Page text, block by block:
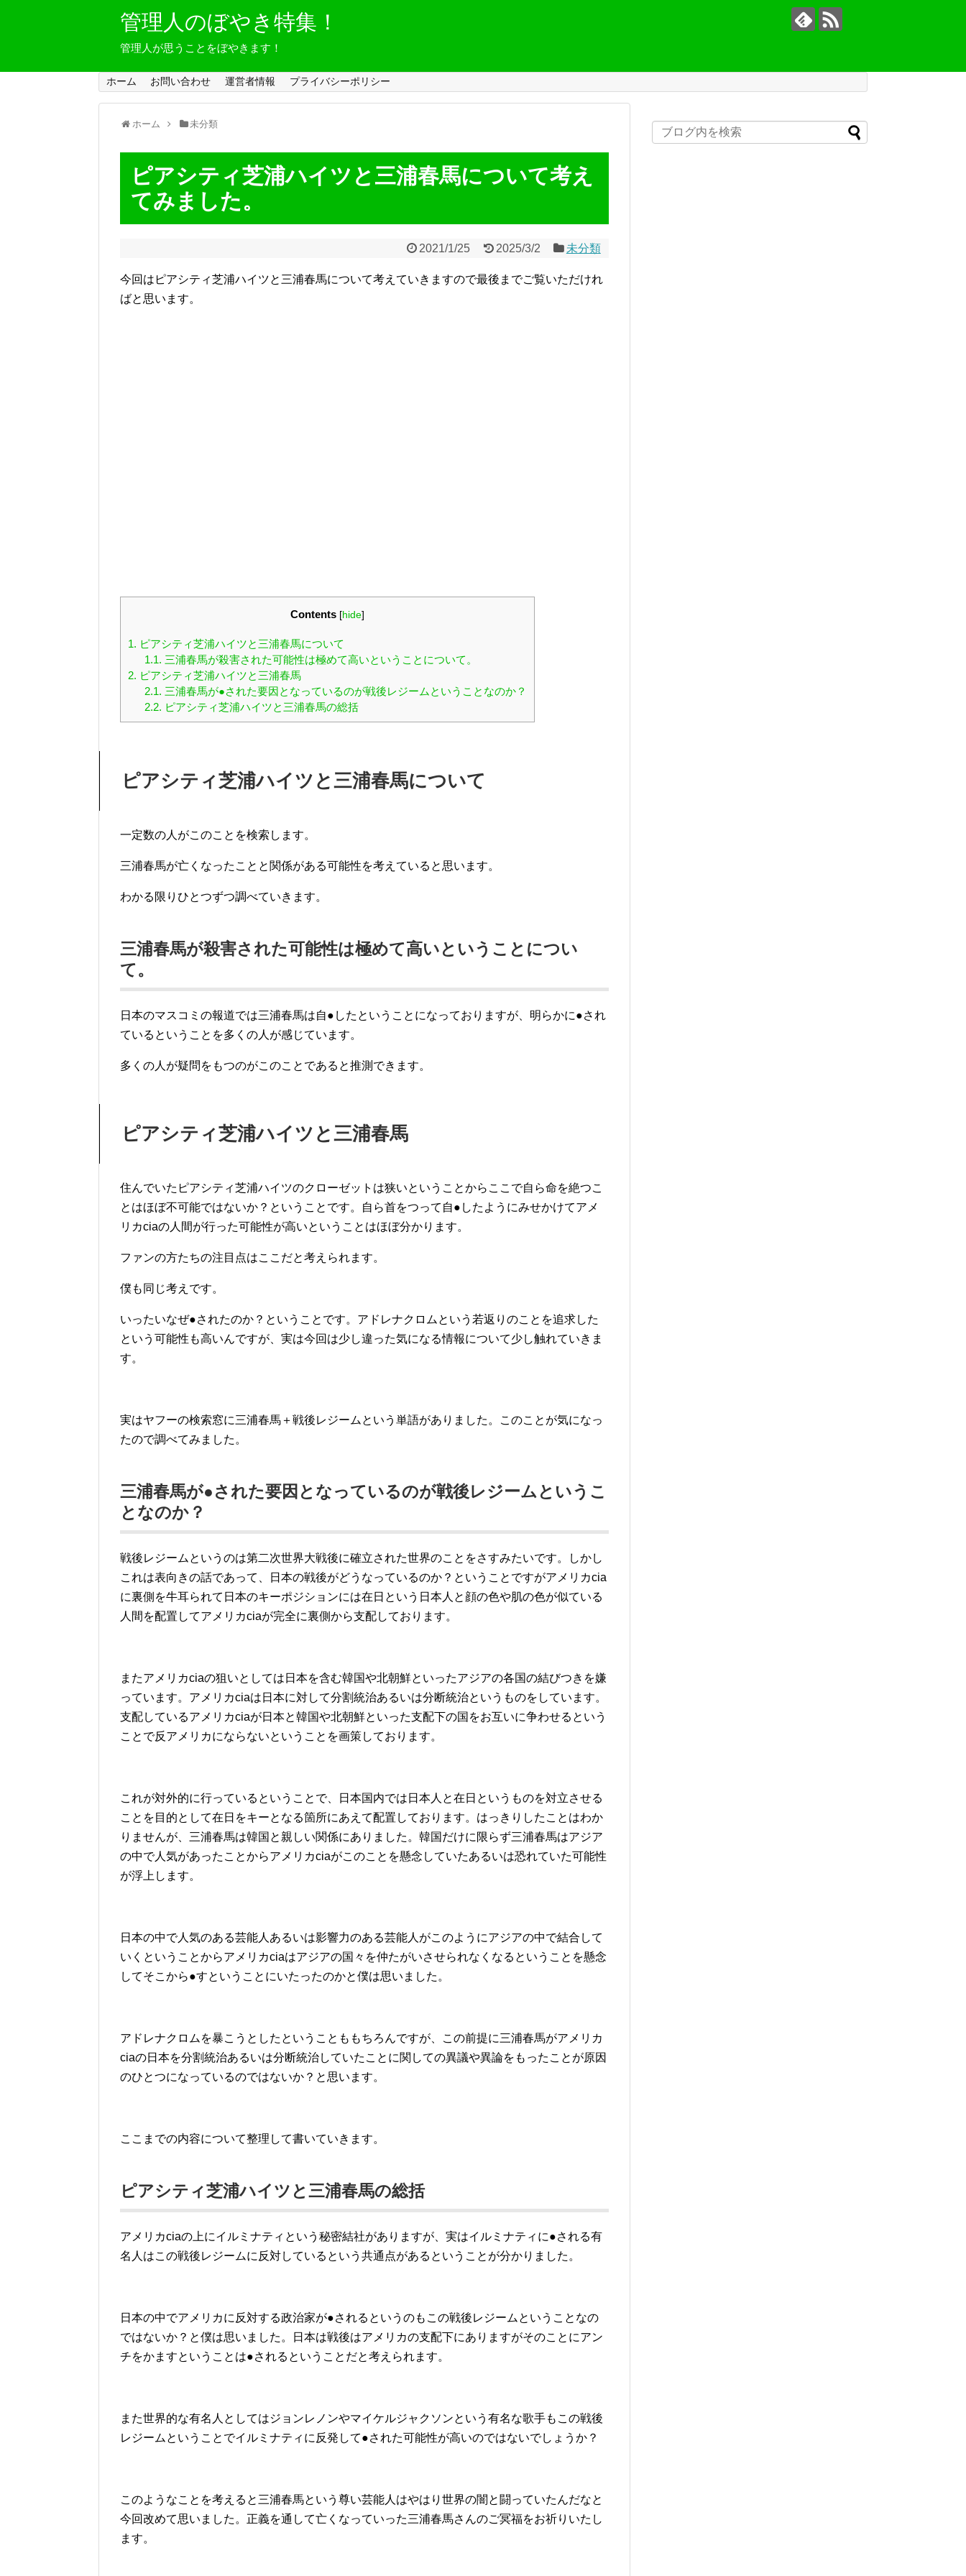
管理人のぼやき特集！
管理人が思うことをぼやきます！
ホーム お問い合わせ 運営者情報 プライバシーポリシー
ホーム 未分類
ピアシティ芝浦ハイツと三浦春馬について考え
てみました。
2021/1/25 2025/3/2 未分類
今回はピアシティ芝浦ハイツと三浦春馬について考えていきますので最後までご覧いただけれ
ばと思います。
Contents [hide]
1. ピアシティ芝浦ハイツと三浦春馬について
1.1. 三浦春馬が殺害された可能性は極めて高いということについて。
2. ピアシティ芝浦ハイツと三浦春馬
2.1. 三浦春馬が●された要因となっているのが戦後レジームということなのか？
2.2. ピアシティ芝浦ハイツと三浦春馬の総括
ピアシティ芝浦ハイツと三浦春馬について
一定数の人がこのことを検索します。
三浦春馬が亡くなったことと関係がある可能性を考えていると思います。
わかる限りひとつずつ調べていきます。
三浦春馬が殺害された可能性は極めて高いということについ
て。
日本のマスコミの報道では三浦春馬は自●したということになっておりますが、明らかに●され
ているということを多くの人が感じています。
多くの人が疑問をもつのがこのことであると推測できます。
ピアシティ芝浦ハイツと三浦春馬
住んでいたピアシティ芝浦ハイツのクローゼットは狭いということからここで自ら命を絶つこ
とはほぼ不可能ではないか？ということです。自ら首をつって自●したようにみせかけてアメ
リカciaの人間が行った可能性が高いということはほぼ分かります。
ファンの方たちの注目点はここだと考えられます。
僕も同じ考えです。
いったいなぜ●されたのか？ということです。アドレナクロムという若返りのことを追求した
という可能性も高いんですが、実は今回は少し違った気になる情報について少し触れていきま
す。
実はヤフーの検索窓に三浦春馬＋戦後レジームという単語がありました。このことが気になっ
たので調べてみました。
三浦春馬が●された要因となっているのが戦後レジームというこ
となのか？
戦後レジームというのは第二次世界大戦後に確立された世界のことをさすみたいです。しかし
これは表向きの話であって、日本の戦後がどうなっているのか？ということですがアメリカcia
に裏側を牛耳られて日本のキーポジションには在日という日本人と顔の色や肌の色が似ている
人間を配置してアメリカciaが完全に裏側から支配しております。
またアメリカciaの狙いとしては日本を含む韓国や北朝鮮といったアジアの各国の結びつきを嫌
っています。アメリカciaは日本に対して分割統治あるいは分断統治というものをしています。
支配しているアメリカciaが日本と韓国や北朝鮮といった支配下の国をお互いに争わせるという
ことで反アメリカにならないということを画策しております。
これが対外的に行っているということで、日本国内では日本人と在日というものを対立させる
ことを目的として在日をキーとなる箇所にあえて配置しております。はっきりしたことはわか
りませんが、三浦春馬は韓国と親しい関係にありました。韓国だけに限らず三浦春馬はアジア
の中で人気があったことからアメリカciaがこのことを懸念していたあるいは恐れていた可能性
が浮上します。
日本の中で人気のある芸能人あるいは影響力のある芸能人がこのようにアジアの中で結合して
いくということからアメリカciaはアジアの国々を仲たがいさせられなくなるということを懸念
してそこから●すということにいたったのかと僕は思いました。
アドレナクロムを暴こうとしたということももちろんですが、この前提に三浦春馬がアメリカ
ciaの日本を分割統治あるいは分断統治していたことに関しての異議や異論をもったことが原因
のひとつになっているのではないか？と思います。
ここまでの内容について整理して書いていきます。
ピアシティ芝浦ハイツと三浦春馬の総括
アメリカciaの上にイルミナティという秘密結社がありますが、実はイルミナティに●される有
名人はこの戦後レジームに反対しているという共通点があるということが分かりました。
日本の中でアメリカに反対する政治家が●されるというのもこの戦後レジームということなの
ではないか？と僕は思いました。日本は戦後はアメリカの支配下にありますがそのことにアン
チをかますということは●されるということだと考えられます。
また世界的な有名人としてはジョンレノンやマイケルジャクソンという有名な歌手もこの戦後
レジームということでイルミナティに反発して●された可能性が高いのではないでしょうか？
このようなことを考えると三浦春馬という尊い芸能人はやはり世界の闇と闘っていたんだなと
今回改めて思いました。正義を通して亡くなっていった三浦春馬さんのご冥福をお祈りいたし
ます。